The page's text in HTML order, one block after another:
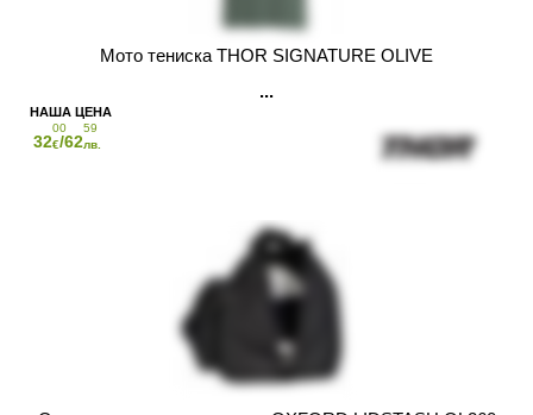
Мото тениска THOR SIGNATURE OLIVE
32
00
€/62
59
лв.